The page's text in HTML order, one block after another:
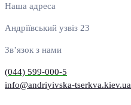
Наша адреса
Андріївський узвіз 23
Зв’язок з нами
(044) 599-000-5
info@andriyivska-tserkva.kiev.ua